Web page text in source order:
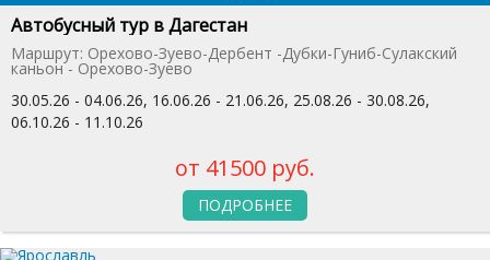
Автобусный тур в Дагестан
Маршрут: Орехово-Зуево-Дербент -Дубки-Гуниб-Сулакский
каньон - Орехово-Зуево
30.05.26 - 04.06.26, 16.06.26 - 21.06.26, 25.08.26 - 30.08.26,
06.10.26 - 11.10.26
от 41500 руб.
ПОДРОБНЕЕ